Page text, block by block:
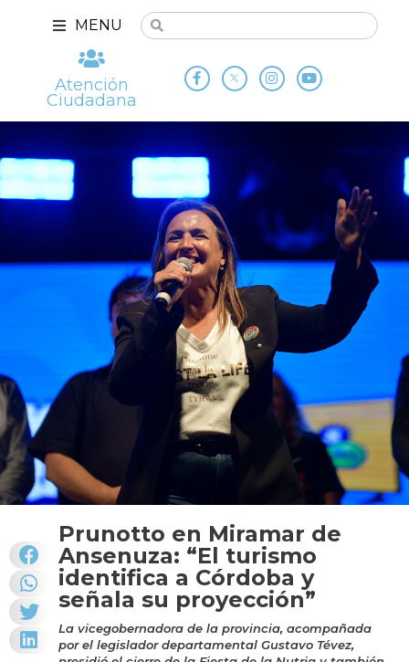
MENU
Atención
Ciudadana
Prunotto en Miramar de
Ansenuza: “El turismo
identifica a Córdoba y
señala su proyección”
La vicegobernadora de la provincia, acompañada
por el legislador departamental Gustavo Tévez,